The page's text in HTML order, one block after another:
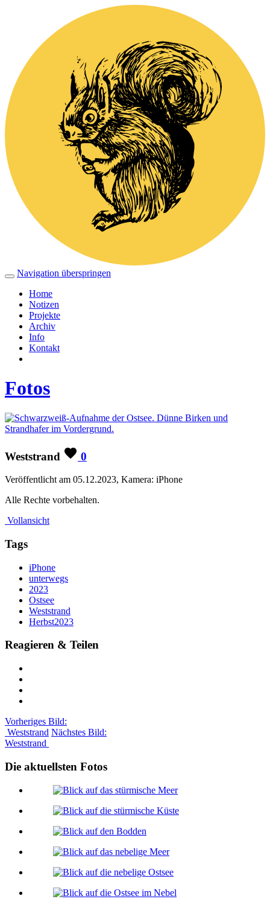
Navigation überspringen
Home
Notizen
Projekte
Archiv
Info
Kontakt
Fotos
Weststrand 0
Veröffentlicht am 05.12.2023, Kamera: iPhone
Alle Rechte vorbehalten.
Vollansicht
Tags
iPhone
unterwegs
2023
Ostsee
Weststrand
Herbst2023
Reagieren & Teilen
Vorheriges Bild:
Weststrand Nächstes Bild:
Weststrand
Die aktuellsten Fotos